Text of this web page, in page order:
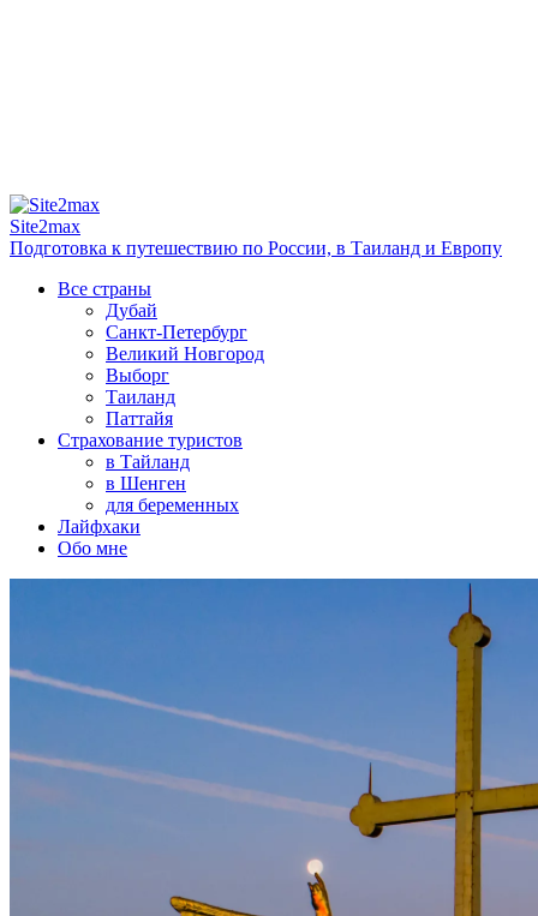
Site2max
Подготовка к путешествию по России, в Таиланд и Европу
Все страны
Дубай
Санкт-Петербург
Великий Новгород
Выборг
Таиланд
Паттайя
Страхование туристов
в Тайланд
в Шенген
для беременных
Лайфхаки
Обо мне